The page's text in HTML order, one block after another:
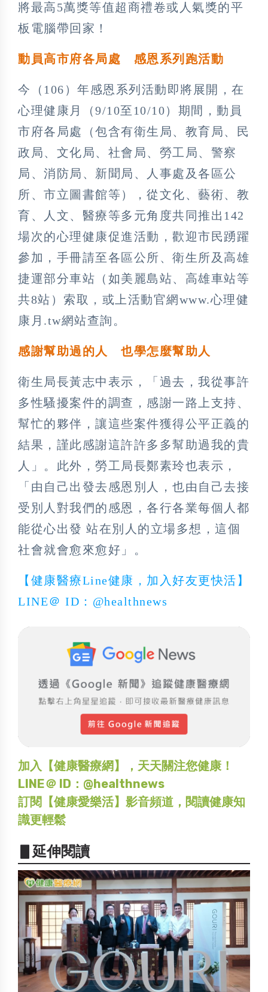
將最高5萬獎等值超商禮卷或人氣獎的平
板電腦帶回家！
動員高市府各局處 感恩系列跑活動
今（106）年感恩系列活動即將展開，在
心理健康月（9/10至10/10）期間，動員
市府各局處（包含有衛生局、教育局、民
政局、文化局、社會局、勞工局、警察
局、消防局、新聞局、人事處及各區公
所、市立圖書館等），從文化、藝術、教
育、人文、醫療等多元角度共同推出142
場次的心理健康促進活動，歡迎市民踴躍
參加，手冊請至各區公所、衛生所及高雄
捷運部分車站（如美麗島站、高雄車站等
共8站）索取，或上活動官網www.心理健
康月.tw網站查詢。
感謝幫助過的人 也學怎麼幫助人
衛生局長黃志中表示，「過去，我從事許
多性騷擾案件的調查，感謝一路上支持、
幫忙的夥伴，讓這些案件獲得公平正義的
結果，謹此感謝這許許多多幫助過我的貴
人」。此外，勞工局長鄭素玲也表示，
「由自己出發去感恩別人，也由自己去接
受別人對我們的感恩，各行各業每個人都
能從心出發 站在別人的立場多想，這個
社會就會愈來愈好」。
【健康醫療Line健康，加入好友更快活】
LINE＠ ID：@healthnews
加入【健康醫療網】，天天關注您健康！
LINE＠ ID：@healthnews
訂閱【健康愛樂活】影音頻道，閱讀健康知
識更輕鬆
▋延伸閱讀